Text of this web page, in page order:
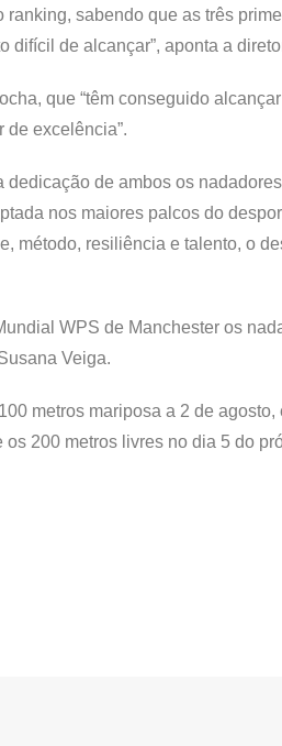
sabendo que as três
de alcançar”, aponta a
que “têm conseguido
de excelência”.
de ambos os
nos maiores palcos do
método, resiliência e talento, o
WPS de Manchester os
Veiga.
metros mariposa a 2 de
200 metros livres no dia 5 do